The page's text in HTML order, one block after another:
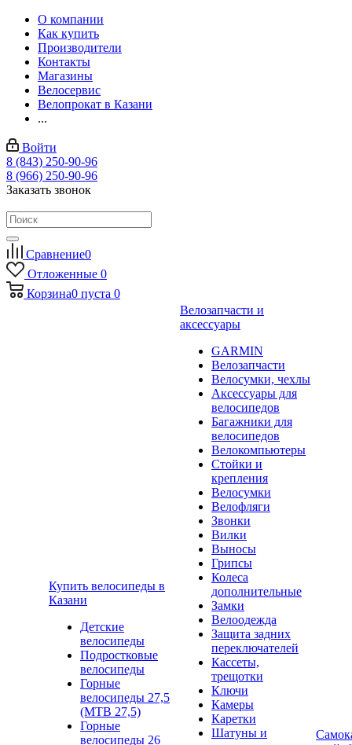
О компании
Как купить
Производители
Контакты
Магазины
Велосервис
Велопрокат в Казани
...
Войти
8 (843) 250-90-96
8 (966) 250-90-96
Заказать звонок
Сравнение0
Отложенные 0
Корзина0 пуста 0
Купить велосипеды в
Казани
Детские
велосипеды
Подростковые
велосипеды
Горные
велосипеды 27,5
(MTB 27,5)
Горные
велосипеды 26
Велозапчасти и
аксессуары
GARMIN
Велозапчасти
Велосумки, чехлы
Аксессуары для
велосипедов
Багажники для
велосипедов
Велокомпьютеры
Стойки и
крепления
Велосумки
Велофляги
Звонки
Вилки
Выносы
Грипсы
Колеса
дополнительные
Замки
Велоодежда
Защита задних
переключателей
Кассеты,
трещотки
Ключи
Камеры
Каретки
Шатуны и